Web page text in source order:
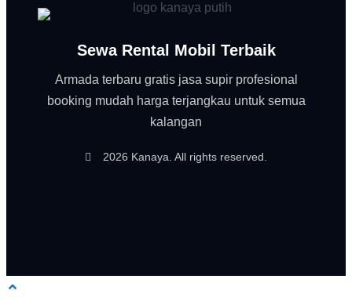
Sewa Rental Mobil Terbaik
Armada terbaru gratis jasa supir profesional
booking mudah harga terjangkau untuk semua
kalangan
2026 Kanaya. All rights reserved.